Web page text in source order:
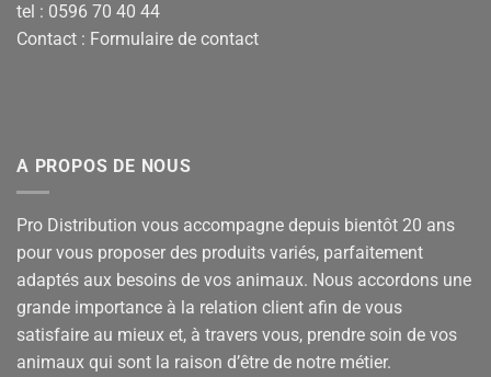
tel : 0596 70 40 44
Contact : Formulaire de contact
A PROPOS DE NOUS
Pro Distribution vous accompagne depuis bientôt 20 ans
pour vous proposer des produits variés, parfaitement
adaptés aux besoins de vos animaux. Nous accordons une
grande importance à la relation client afin de vous
satisfaire au mieux et, à travers vous, prendre soin de vos
animaux qui sont la raison d’être de notre métier.